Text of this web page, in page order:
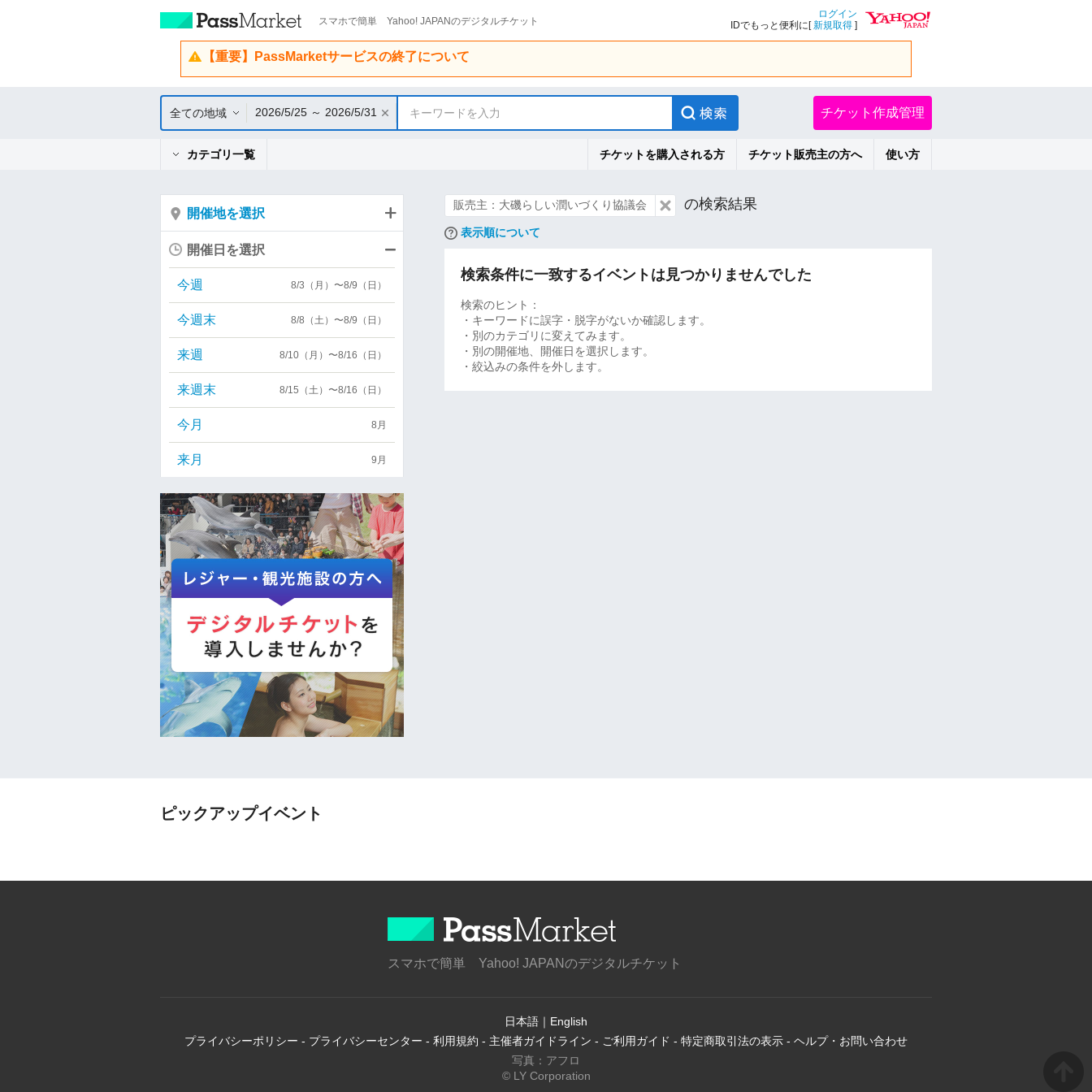
スマホで簡単 Yahoo! JAPANのデジタルチケット
ログイン
IDでもっと便利に[新規取得 ]
【重要】PassMarketサービスの終了について
全ての地域 2026/5/25 ～ 2026/5/31 キーワードを入力 チケット作成管理
カテゴリ一覧 チケットを購入される方 チケット販売主の方へ 使い方
販売主：大磯らしい潤いづくり協議会 の検索結果
表示順について
検索条件に一致するイベントは見つかりませんでした
検索のヒント：
・キーワードに誤字・脱字がないか確認します。
・別のカテゴリに変えてみます。
・別の開催地、開催日を選択します。
・絞込みの条件を外します。
開催地を選択
開催日を選択
今週 8/3（月）〜8/9（日）
今週末 8/8（土）〜8/9（日）
来週 8/10（月）〜8/16（日）
来週末 8/15（土）〜8/16（日）
今月 8月
来月 9月
ピックアップイベント
スマホで簡単 Yahoo! JAPANのデジタルチケット
日本語 ｜ English
プライバシーポリシー - プライバシーセンター - 利用規約 - 主催者ガイドライン - ご利用ガイド - 特定商取引法の表示 - ヘルプ・お問い合わせ
写真：アフロ
© LY Corporation